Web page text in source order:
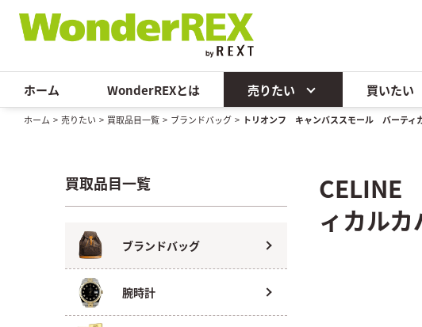
ホーム WonderREXとは 売りたい 買いたい
ホーム > 売りたい > 買取品目一覧 > ブランドバッグ > トリオンフ キャンバススモール バーティ
買取品目一覧
ブランドバッグ
腕時計
ィカルカ